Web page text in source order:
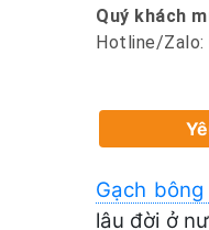
Quý khách
Hotline/Zalo:
Gạch
lâu đời ở